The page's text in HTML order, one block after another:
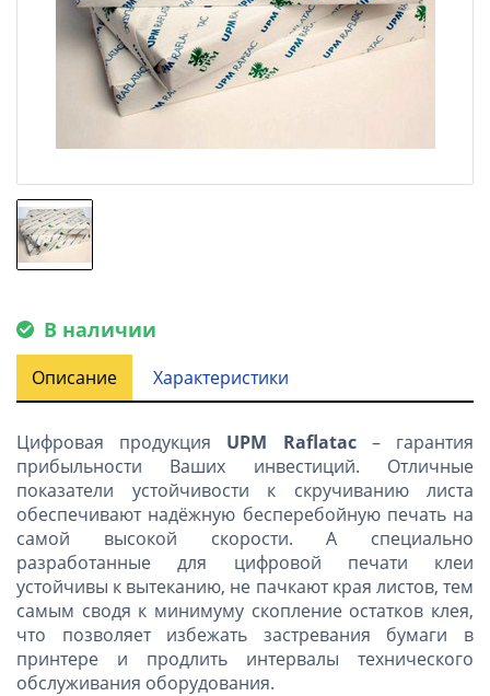
В наличии
Описание Характеристики
Цифровая продукция UPM Raflatac– гарантия
прибыльности Ваших инвестиций. Отличные
показатели устойчивости к скручиванию листа
обеспечивают надёжную бесперебойную печать на
самой высокой скорости. А специально
разработанные для цифровой печати клеи
устойчивы к вытеканию, не пачкают края листов, тем
самым сводя к минимуму скопление остатков клея,
что позволяет избежать застревания бумаги в
принтере и продлить интервалы технического
обслуживания оборудования.